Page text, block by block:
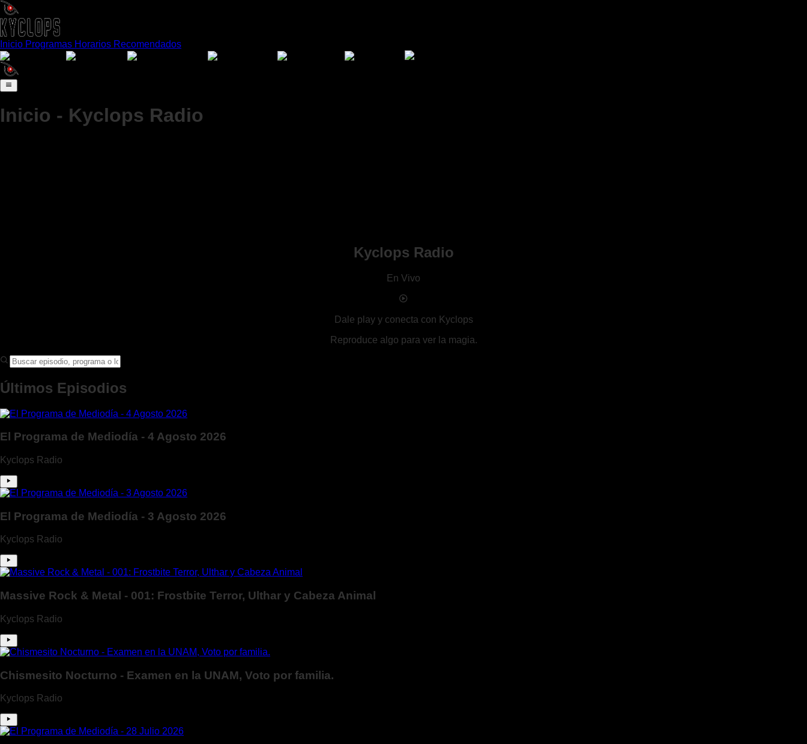
Inicio Programas Horarios Recomendados
Inicio - Kyclops Radio
Kyclops Radio
En Vivo
Dale play y conecta con Kyclops
Reproduce algo para ver la magia.
Últimos Episodios
El Programa de Mediodía - 4 Agosto 2026
Kyclops Radio
El Programa de Mediodía - 3 Agosto 2026
Kyclops Radio
Massive Rock & Metal - 001: Frostbite Terror, Ulthar y Cabeza Animal
Kyclops Radio
Chismesito Nocturno - Examen en la UNAM, Voto por familia.
Kyclops Radio